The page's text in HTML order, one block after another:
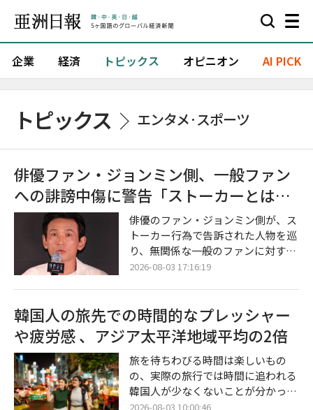
企業 経済 トピックス オピニオン AI PICK
トピックス エンタメ·スポーツ
俳優ファン・ジョンミン側、一般ファン
への誹謗中傷に警告「ストーカーとは無
関係」
俳優のファン・ジョンミン側が、ス
トーカー行為で告訴された人物を巡
り、無関係な一般のファンに対する
悪質な誹謗中傷や憶測コメントをや
を通じて「ファン・ジョンミンとは
無関係の一般ファンに対し、オンラ
イン上で無分別な批判や罵倒が拡散
されている」とし、「現在言及され
ている人物は純粋なファンであり、
ストーカーではない」と説明した。
事実確認のない非難を直ちに止める
2026-08-03 17:16:19
韓国人の旅先での時間的なプレッシャー
や疲労感 、アジア太平洋地域平均の2倍
旅を待ちわびる時間は楽しいもの
の、実際の旅行では時間に追われる
韓国人が少なくないことが分かっ
た。特に韓国人は、旅先での時間的
2026-08-03 10:00:46